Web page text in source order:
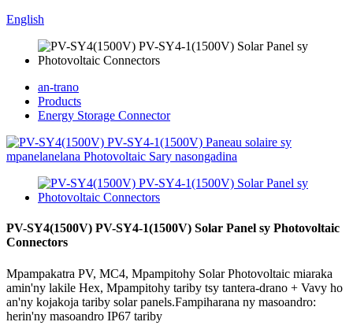
English
an-trano
Products
Energy Storage Connector
PV-SY4(1500V) PV-SY4-1(1500V) Solar Panel sy Photovoltaic
Connectors
Mpampakatra PV, MC4, Mpampitohy Solar Photovoltaic miaraka
amin'ny lakile Hex, Mpampitohy tariby tsy tantera-drano + Vavy ho
an'ny kojakoja tariby solar panels.Fampiharana ny masoandro:
herin'ny masoandro IP67 tariby